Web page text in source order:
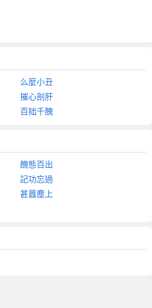
么麼小丑
摧心剖肝
百拙千醜
醜態百出
記功忘過
甚囂塵上